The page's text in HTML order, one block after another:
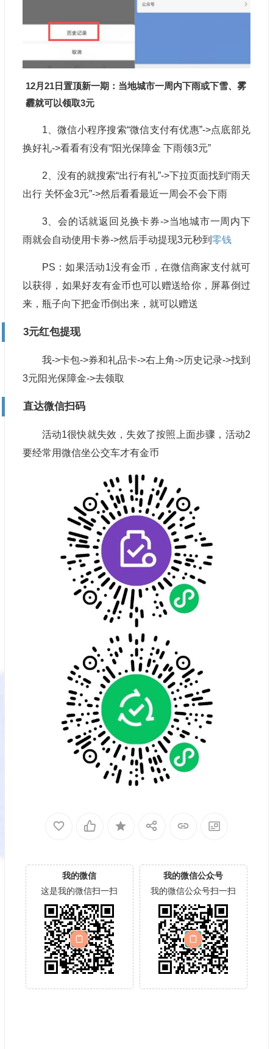
12月21日置顶新一期：当地城市一周内下雨或下雪、雾
霾就可以领取3元
1、微信小程序搜索“微信支付有优惠”->点底部兑
换好礼->看看有没有“阳光保障金 下雨领3元”
2、没有的就搜索“出行有礼”->下拉页面找到“雨天
出行 关怀金3元”->然后看看最近一周会不会下雨
3、会的话就返回兑换卡券->当地城市一周内下
雨就会自动使用卡券->然后手动提现3元秒到 零钱
PS：如果活动1没有金币，在微信商家支付就可
以获得，如果好友有金币也可以赠送给你，屏幕倒过
来，瓶子向下把金币倒出来，就可以赠送
3元红包提现
我->卡包->券和礼品卡->右上角->历史记录->找到
3元阳光保障金->去领取
直达微信扫码
活动1很快就失效，失效了按照上面步骤，活动2
要经常用微信坐公交车才有金币
我的微信
这是我的微信扫一扫
我的微信公众号
我的微信公众号扫一扫